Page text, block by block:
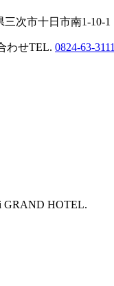
次市十日市南1-10-1
わせTEL. 0824-63-3111
GRAND HOTEL.